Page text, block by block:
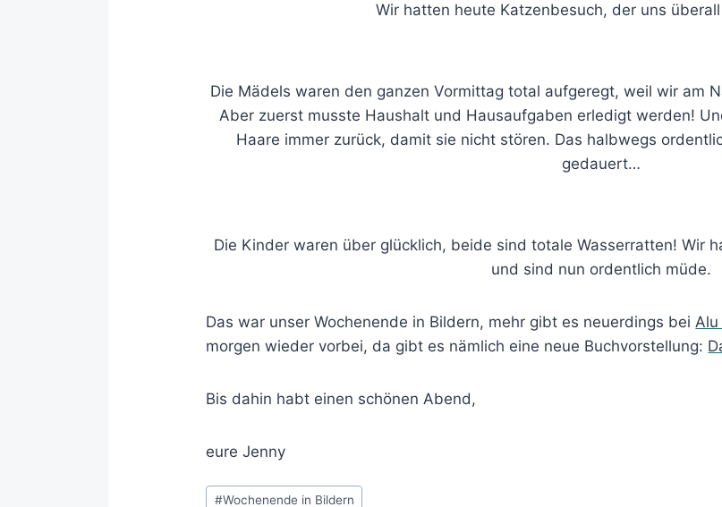
Wir hatten heute Katzenbesuch, der uns
Die Mädels waren den ganzen Vormittag total aufgeregt, weil wir am
Aber zuerst musste Haushalt und Hausaufgaben erledigt werden!
Haare immer zurück, damit sie nicht stören. Das halbwegs
gedauert…
Die Kinder waren über glücklich, beide sind totale Wasserratten! Wir
und sind nun ordentlich müde.
Das war unser Wochenende in Bildern, mehr gibt es neuerdings beiAlu
morgen wieder vorbei, da gibt es nämlich eine neue Buchvorstellung:
Bis dahin habt einen schönen Abend,
eure Jenny
#Wochenende in Bildern